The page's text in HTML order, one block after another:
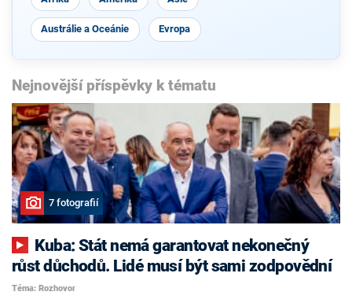
Austrálie a Oceánie Evropa
Nejnovější příspěvky k tématu
7 fotografií
růst důchodů. Lidé musí být sami zodpovědní
Téma: Rozhovor